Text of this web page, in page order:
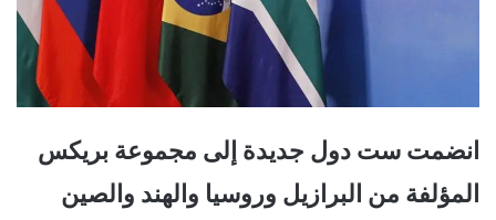
انضمت ست دول جديدة إلى مجموعة بريكس
المؤلفة من البرازيل وروسيا والهند والصين